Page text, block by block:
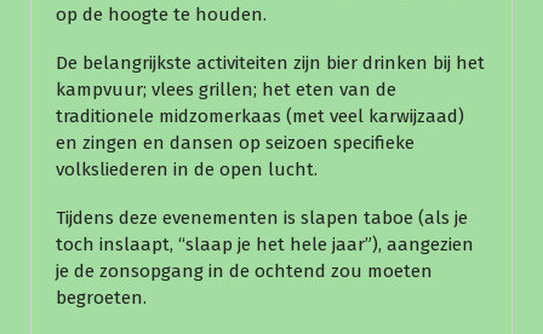
op de hoogte te houden.
De belangrijkste activiteiten zijn bier drinken bij het
kampvuur; vlees grillen; het eten van de
traditionele midzomerkaas (met veel karwijzaad)
en zingen en dansen op seizoen specifieke
volksliederen in de open lucht.
Tijdens deze evenementen is slapen taboe (als je
toch inslaapt, “slaap je het hele jaar”), aangezien
je de zonsopgang in de ochtend zou moeten
begroeten.